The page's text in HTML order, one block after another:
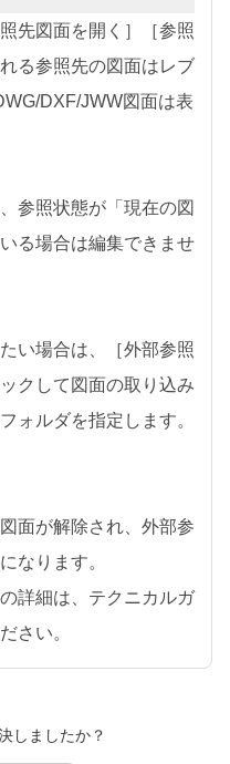
先図面を開く］［参照
る参照先の図面はレブ
DXF/JWW図面は表
参照状態が「現在の図
る場合は編集できませ
い場合は、［外部参照
クして図面の取り込み
ォルダを指定します。
面が解除され、外部参
なります。
詳細は、テクニカルガ
さい。
しましたか？